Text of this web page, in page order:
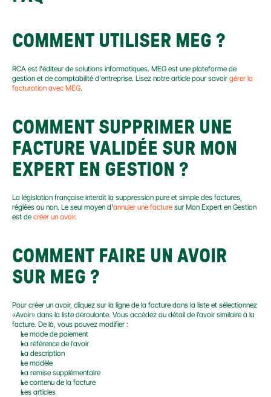
COMMENT UTILISER MEG ?
RCA est l'éditeur de solutions informatiques. MEG est une plateforme de
gestion et de comptabilité d'entreprise. Lisez notre article pour savoir gérer la
facturation avec MEG.
COMMENT SUPPRIMER UNE
FACTURE VALIDÉE SUR MON
EXPERT EN GESTION ?
La législation française interdit la suppression pure et simple des factures,
réglées ou non. Le seul moyen d'annuler une facture sur Mon Expert en Gestion
est de créer un avoir.
COMMENT FAIRE UN AVOIR
SUR MEG ?
Pour créer un avoir, cliquez sur la ligne de la facture dans la liste et sélectionnez
«Avoir» dans la liste déroulante. Vous accédez au détail de l’avoir similaire à la
facture. De là, vous pouvez modifier :
Le mode de paiement
La référence de l’avoir
La description
Le modèle
La remise supplémentaire
Le contenu de la facture
Les articles